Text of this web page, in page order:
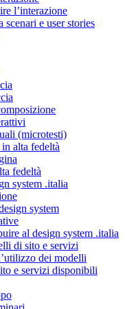
l’interazione
e user stories
(microtesti)
alta fedeltà
fedeltà
system .italia
system
al design system .italia
di sito e servizi
dei modelli
e servizi disponibili